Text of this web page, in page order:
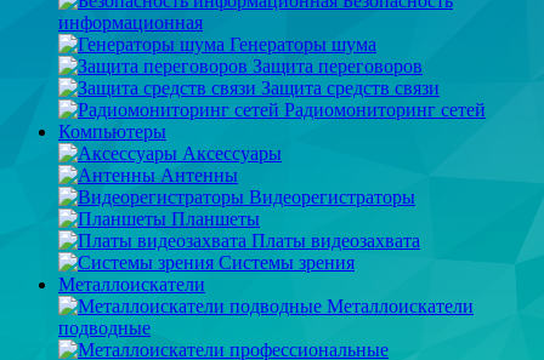
информационная
Генераторы шума
Защита переговоров
Защита средств связи
Радиомониторинг сетей
Компьютеры
Аксессуары
Антенны
Видеорегистраторы
Планшеты
Платы видеозахвата
Системы зрения
Металлоискатели
Металлоискатели
подводные